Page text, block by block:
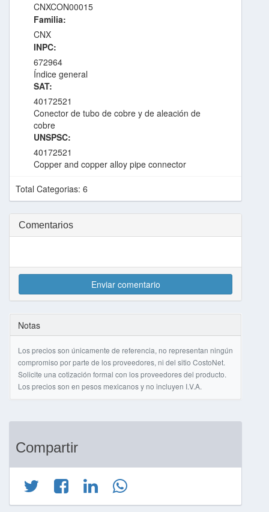
CNXCON00015
Familia:
CNX
INPC:
672964
Índice general
SAT:
40172521
Conector de tubo de cobre y de aleación de
cobre
UNSPSC:
40172521
Copper and copper alloy pipe connector
Total Categorias: 6
Comentarios
Enviar comentario
Notas
Los precios son únicamente de referencia, no representan ningún
compromiso por parte de los proveedores, ni del sitio CostoNet.
Solicite una cotización formal con los proveedores del producto.
Los precios son en pesos mexicanos y no incluyen I.V.A.
Compartir